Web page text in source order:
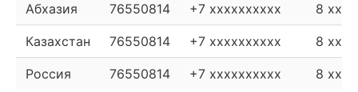
Абхазия 76550814 +7 xxxxxxxxxx 8
Казахстан 76550814 +7 xxxxxxxxxx 8
Россия 76550814 +7 xxxxxxxxxx 8